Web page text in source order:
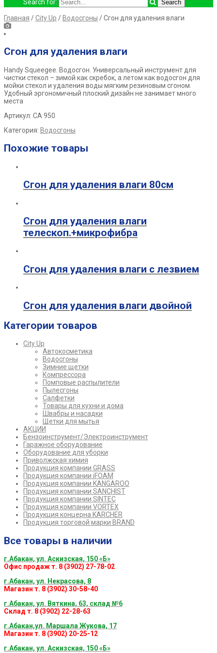
Search for:
Главная /City Up / Водосгоны / Сгон для удаления влаги
Сгон для удаления влаги
Handy Squeegee. Водосгон. Универсальный инструмент для
чистки стекол – зимой как скребок, а летом как водосгон для
мойки стекол и удаления воды мягким резиновым сгоном.
Удобный эргономичный плоский дизайн не занимает много
места
Артикул: СА 950
Категория: Водосгоны
Похожие товары
Сгон для удаления влаги 80см
Сгон для удаления влаги
телескоп.+микрофибра
Сгон для удаления влаги с лезвием
Сгон для удаления влаги двойной
Категории товаров
City Up
Автокосметика
Водосгоны
Зимние щетки
Компрессора
Помповые распылители
Пылесгоны
Салфетки
Товары для кухни и дома
Швабры и насадки
Щетки для мытья
АКЦИИ
Бензоинструмент/Электроинструмент
Гаражное оборудование
Оборудование для уборки
Приволжская химия
Продукция компании GRASS
Продукция компании iFOAM
Продукция компании KANGAROO
Продукция компании SANCHIST
Продукция компании SINTEC
Продукция компании VORTEX
Продукция концерна KARCHER
Продукция торговой марки BRAND
Все товары в наличии
г.Абакан, ул. Аскизская, 150 «Б»
Офис продаж т. 8 (3902) 27-78-02
г.Абакан, ул. Некрасова, 8
Магазин т. 8 (3902) 30-58-40
г.Абакан, ул. Вяткина, 63, склад №6
Склад т. 8 (3902) 22-28-63
г.Абакан,ул. Маршала Жукова, 17
Магазин т. 8 (3902) 20-25-12
г.Абакан, ул. Аскизская, 150 «Б»